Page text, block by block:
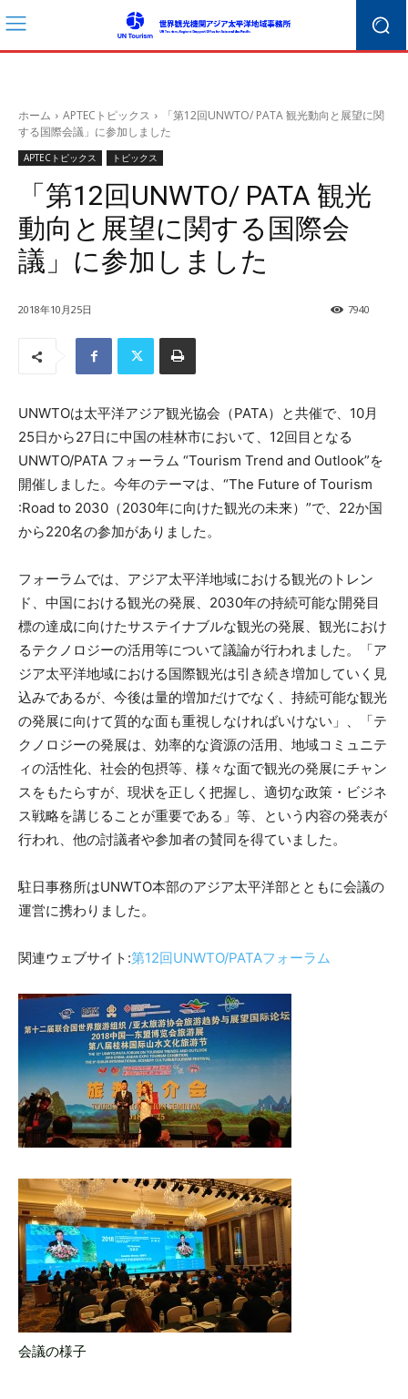
ホーム APTECトピックス
「第12回UNWTO/ PATA 観光動向と展望に関
する国際会議」に参加しました
APTECトピックス トピックス
「第12回UNWTO/ PATA 観光
動向と展望に関する国際会
議」に参加しました
2018年10月25日 7940
UNWTOは太平洋アジア観光協会（PATA）と共催で、10月
25日から27日に中国の桂林市において、12回目となる
UNWTO/PATA フォーラム “Tourism Trend and Outlook”を
開催しました。今年のテーマは、“The Future of Tourism
:Road to 2030（2030年に向けた観光の未来）”で、22か国
から220名の参加がありました。
フォーラムでは、アジア太平洋地域における観光のトレン
ド、中国における観光の発展、2030年の持続可能な開発目
標の達成に向けたサステイナブルな観光の発展、観光におけ
るテクノロジーの活用等について議論が行われました。「ア
ジア太平洋地域における国際観光は引き続き増加していく見
込みであるが、今後は量的増加だけでなく、持続可能な観光
の発展に向けて質的な面も重視しなければいけない」、「テ
クノロジーの発展は、効率的な資源の活用、地域コミュニテ
ィの活性化、社会的包摂等、様々な面で観光の発展にチャン
スをもたらすが、現状を正しく把握し、適切な政策・ビジネ
ス戦略を講じることが重要である」等、という内容の発表が
行われ、他の討議者や参加者の賛同を得ていました。
駐日事務所はUNWTO本部のアジア太平洋部とともに会議の
運営に携わりました。
関連ウェブサイト:第12回UNWTO/PATAフォーラム
会議の様子